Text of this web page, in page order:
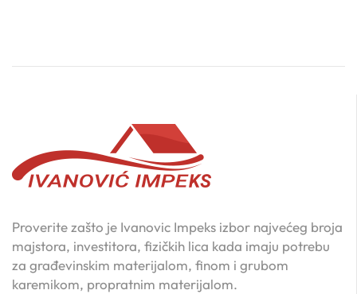
Proverite zašto je Ivanovic Impeks izbor najvećeg broja
majstora, investitora, fizičkih lica kada imaju potrebu
za građevinskim materijalom, finom i grubom
karemikom, propratnim materijalom.